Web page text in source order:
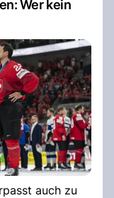
Wer kein
auch zu